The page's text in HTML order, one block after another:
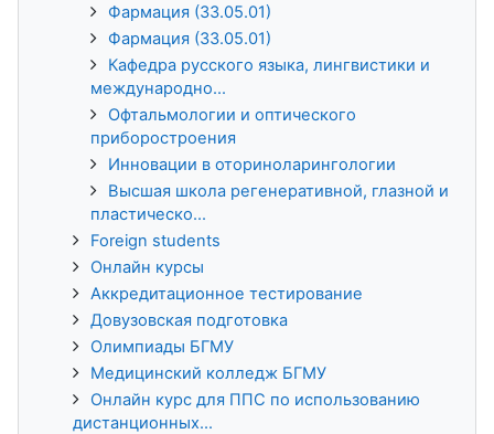
Фармация (33.05.01)
Фармация (33.05.01)
Кафедра русского языка, лингвистики и
международно...
Офтальмологии и оптического
приборостроения
Инновации в оториноларингологии
Высшая школа регенеративной, глазной и
пластическо...
Foreign students
Онлайн курсы
Аккредитационное тестирование
Довузовская подготовка
Олимпиады БГМУ
Медицинский колледж БГМУ
Онлайн курс для ППС по использованию
дистанционных...